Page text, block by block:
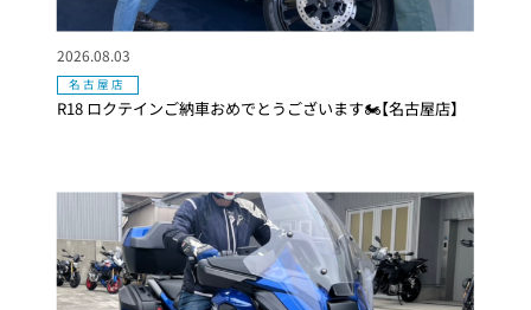
R18 ロクテインご納車おめでとうございます🏍【名古屋店】
2026.08.03
名古屋店